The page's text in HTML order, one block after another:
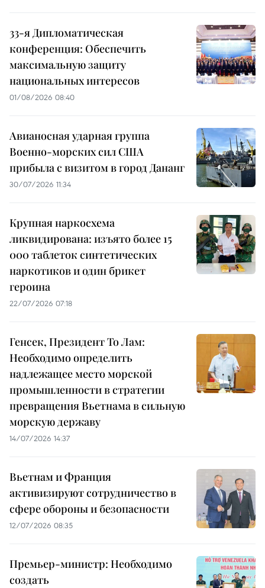
33-я Дипломатическая
конференция: Обеспечить
максимальную защиту
национальных интересов
01/08/2026 08:40
Авианосная ударная группа
Военно-морских сил США
прибыла с визитом в город Дананг
30/07/2026 11:34
Крупная наркосхема
ликвидирована: изъято более 15
000 таблеток синтетических
наркотиков и один брикет
героина
22/07/2026 07:18
Генсек, Президент То Лам:
Необходимо определить
надлежащее место морской
промышленности в стратегии
превращения Вьетнама в сильную
морскую державу
14/07/2026 14:37
Вьетнам и Франция
активизируют сотрудничество в
сфере обороны и безопасности
12/07/2026 08:35
Премьер-министр: Необходимо
создать